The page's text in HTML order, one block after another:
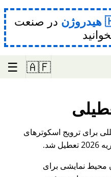
هیدروژن در صنعت
🇦🇫
☰
برای ترویج اسکوترهای
شد.